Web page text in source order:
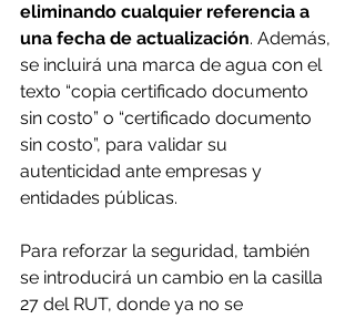
eliminando cualquier referencia a
una fecha de actualización. Además,
se incluirá una marca de agua con el
texto “copia certificado documento
sin costo” o “certificado documento
sin costo”, para validar su
autenticidad ante empresas y
entidades públicas.
Para reforzar la seguridad, también
se introducirá un cambio en la casilla
27 del RUT, donde ya no se